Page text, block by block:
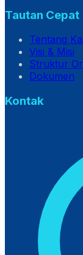
Tautan Cepat
Tentang
Visi & Misi
Struktur
Dokumen
Kontak